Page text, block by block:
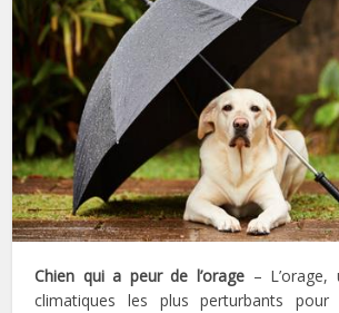
Chien qui a peur de l’orage –
climatiques les plus perturbants